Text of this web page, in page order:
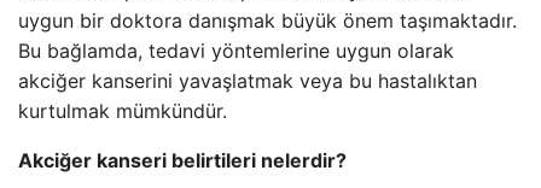
uygun bir doktora danışmak büyük önem taşımaktadır.
Bu bağlamda, tedavi yöntemlerine uygun olarak
akciğer kanserini yavaşlatmak veya bu hastalıktan
kurtulmak mümkündür.
Akciğer kanseri belirtileri nelerdir?